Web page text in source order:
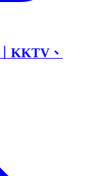
KKTV、